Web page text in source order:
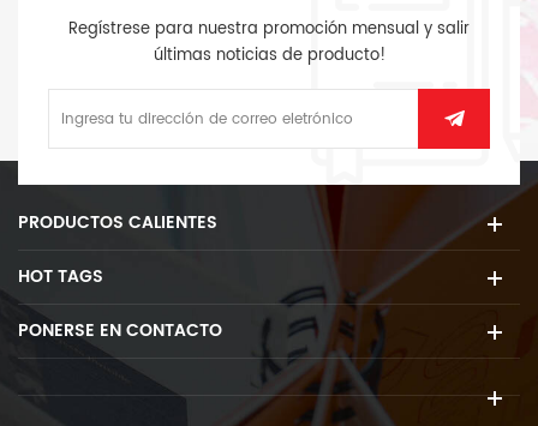
Regístrese para nuestra promoción mensual y salir
últimas noticias de producto!
PRODUCTOS CALIENTES
HOT TAGS
PONERSE EN CONTACTO